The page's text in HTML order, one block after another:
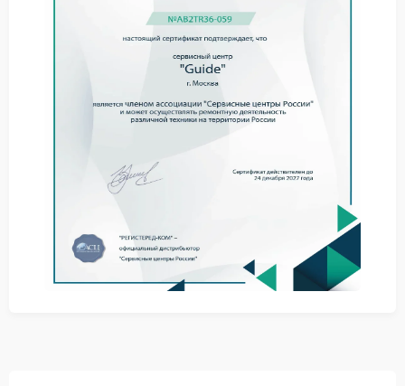
батареи или ремонт электронной части.
Процесс обычно занимает от одного до трех дней.
После завершения работ устройство тестируется в
реальных условиях, чтобы подтвердить стабильное
время работы. На выполненный ремонт
предоставляется гарантия.
оригинальные компоненты и современное
оборудование для точной настройки. Если ваш
тепловизор стал быстро садиться, приносите его к
надежность.